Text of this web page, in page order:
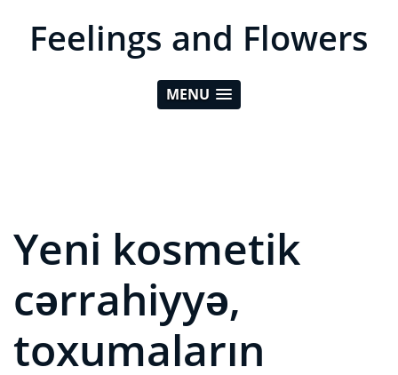
Feelings and Flowers
MENU
Yeni kosmetik
cərrahiyyə,
toxumaların